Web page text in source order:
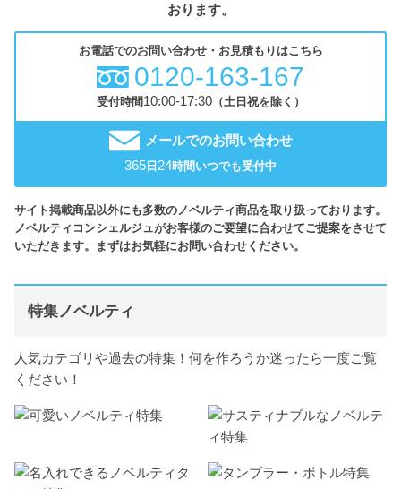
おります。
お電話でのお問い合わせ・お見積もりはこちら
0120-163-167
受付時間10:00-17:30（土日祝を除く）
メールでのお問い合わせ
365日24時間いつでも受付中
サイト掲載商品以外にも多数のノベルティ商品を取り扱っております。
ノベルティコンシェルジュがお客様のご要望に合わせてご提案をさせて
いただきます。まずはお気軽にお問い合わせください。
特集ノベルティ
人気カテゴリや過去の特集！何を作ろうか迷ったら一度ご覧
ください！